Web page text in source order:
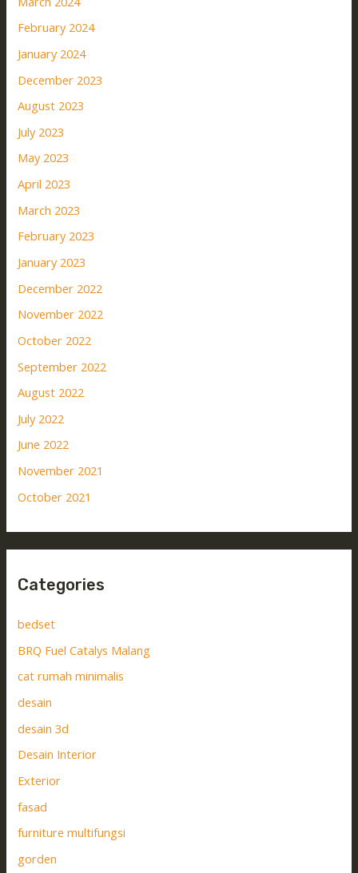
February 2024
January 2024
December 2023
August 2023
July 2023
May 2023
April 2023
March 2023
February 2023
January 2023
December 2022
November 2022
October 2022
September 2022
August 2022
July 2022
June 2022
November 2021
October 2021
Categories
bedset
BRQ Fuel Catalys Malang
cat rumah minimalis
desain
desain 3d
Desain Interior
Exterior
fasad
furniture multifungsi
gorden